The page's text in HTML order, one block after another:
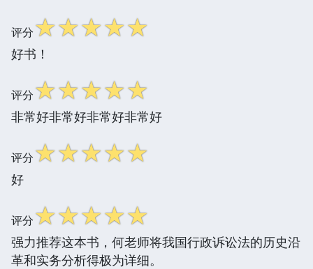
评分☆☆☆☆☆
好书！
评分☆☆☆☆☆
非常好非常好非常好非常好
评分☆☆☆☆☆
好
评分☆☆☆☆☆
强力推荐这本书，何老师将我国行政诉讼法的历史沿
革和实务分析得极为详细。